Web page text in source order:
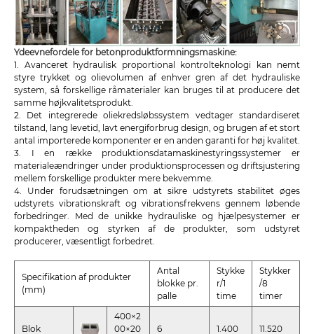
Ydeevnefordele for betonproduktformningsmaskine:
1. Avanceret hydraulisk proportional kontrolteknologi kan nemt
styre trykket og olievolumen af ​​enhver gren af ​​det hydrauliske
system, så forskellige råmaterialer kan bruges til at producere det
samme højkvalitetsprodukt.
2. Det integrerede oliekredsløbssystem vedtager standardiseret
tilstand, lang levetid, lavt energiforbrug design, og brugen af ​​et stort
antal importerede komponenter er en anden garanti for høj kvalitet.
3. I en række produktionsdatamaskinestyringssystemer er
materialeændringer under produktionsprocessen og driftsjustering
mellem forskellige produkter mere bekvemme.
4. Under forudsætningen om at sikre udstyrets stabilitet øges
udstyrets vibrationskraft og vibrationsfrekvens gennem løbende
forbedringer. Med de unikke hydrauliske og hjælpesystemer er
kompaktheden og styrken af ​​de produkter, som udstyret
producerer, væsentligt forbedret.
Specifikation af produkter
(mm)
Antal
blokke pr.
palle
Stykke
r/1
time
Stykker
/8
timer
Blok
400×2
00×20
6 1.400 11.520